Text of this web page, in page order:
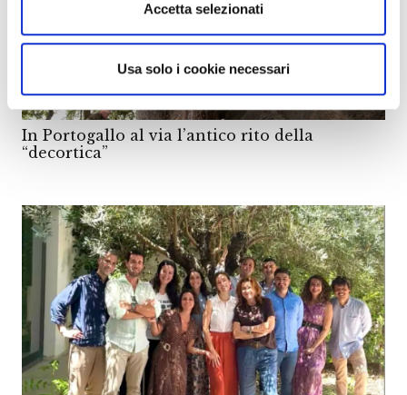
Accetta selezionati
Usa solo i cookie necessari
In Portogallo al via l’antico rito della
“decortica”